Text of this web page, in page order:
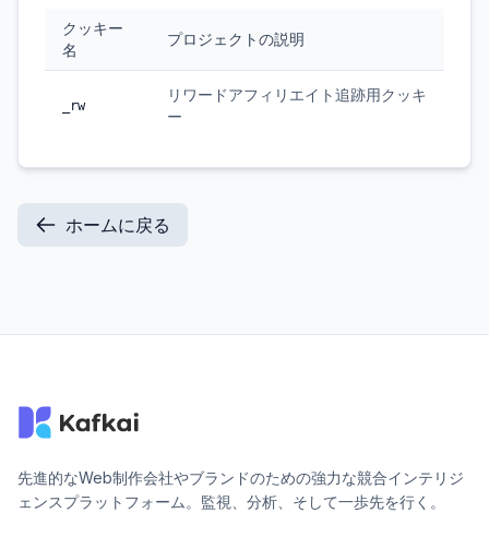
クッキー
名
プロジェクトの説明
_rw
リワードアフィリエイト追跡用クッキ
ー
ホームに戻る
先進的なWeb制作会社やブランドのための強力な競合インテリジ
ェンスプラットフォーム。監視、分析、そして一歩先を行く。